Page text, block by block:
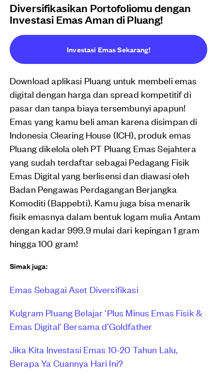
Diversifikasikan Portofoliomu dengan
Investasi Emas Aman di Pluang!
Investasi Emas Sekarang!
Download aplikasi Pluang untuk membeli emas
digital dengan harga dan spread kompetitif di
pasar dan tanpa biaya tersembunyi apapun!
Emas yang kamu beli aman karena disimpan di
Indonesia Clearing House (ICH), produk emas
Pluang dikelola oleh PT Pluang Emas Sejahtera
yang sudah terdaftar sebagai Pedagang Fisik
Emas Digital yang berlisensi dan diawasi oleh
Badan Pengawas Perdagangan Berjangka
Komoditi (Bappebti). Kamu juga bisa menarik
fisik emasnya dalam bentuk logam mulia Antam
dengan kadar 999.9 mulai dari kepingan 1 gram
hingga 100 gram!
Simak juga:
Emas Sebagai Aset Diversifikasi
Kulgram Pluang Belajar ‘Plus Minus Emas Fisik &
Emas Digital’ Bersama d’Goldfather
Jika Kita Investasi Emas 10-20 Tahun Lalu,
Berapa Ya Cuannya Hari Ini?